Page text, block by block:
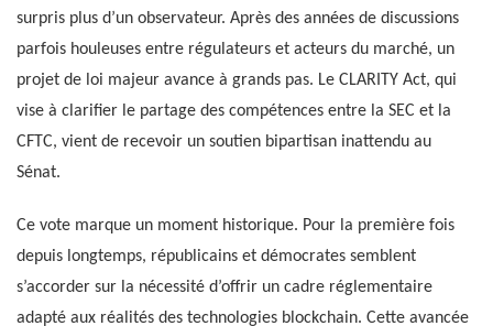
surpris plus d’un observateur. Après des années de discussions
parfois houleuses entre régulateurs et acteurs du marché, un
projet de loi majeur avance à grands pas. Le CLARITY Act, qui
vise à clarifier le partage des compétences entre la SEC et la
CFTC, vient de recevoir un soutien bipartisan inattendu au
Sénat.
Ce vote marque un moment historique. Pour la première fois
depuis longtemps, républicains et démocrates semblent
s’accorder sur la nécessité d’offrir un cadre réglementaire
adapté aux réalités des technologies blockchain. Cette avancée